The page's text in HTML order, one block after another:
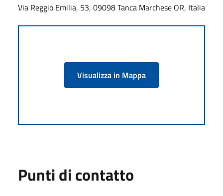
Via Reggio Emilia, 53, 09098 Tanca Marchese OR, Italia
Visualizza in Mappa
Punti di contatto